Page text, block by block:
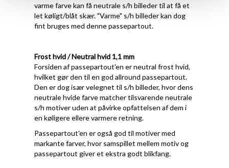
varme farve kan få neutrale s/h billeder til at få et
let køligt/blåt skær. "Varme" s/h billeder kan dog
fint bruges med denne passepartout.
Frost hvid / Neutral hvid 1,1 mm
Forsiden af passepartout'en er neutral frost hvid,
hvilket gør den til en god allround passepartout.
Den er dog især velegnet til s/h billeder, hvor dens
neutrale hvide farve matcher tilsvarende neutrale
s/h motiver uden at påvirke opfattelsen af dem i
en køligere ellere varmere retning.
Passepartout'en er også god til motiver med
markante farver, hvor samspillet mellem motiv og
passepartout giver et ekstra godt blikfang.